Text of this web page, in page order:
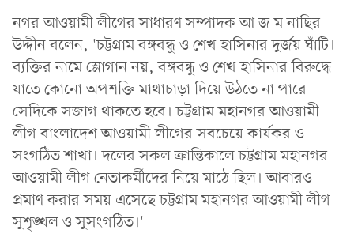
নগর আওয়ামী লীগের সাধারণ সম্পাদক আ জ ম নাছির
উদ্দীন বলেন, 'চট্টগ্রাম বঙ্গবন্ধু ও শেখ হাসিনার দুর্জয় ঘাঁটি।
ব্যক্তির নামে স্লোগান নয়, বঙ্গবন্ধু ও শেখ হাসিনার বিরুদ্ধে
যাতে কোনো অপশক্তি মাথাচাড়া দিয়ে উঠতে না পারে
সেদিকে সজাগ থাকতে হবে। চট্টগ্রাম মহানগর আওয়ামী
লীগ বাংলাদেশ আওয়ামী লীগের সবচেয়ে কার্যকর ও
সংগঠিত শাখা। দলের সকল ক্রান্তিকালে চট্টগ্রাম মহানগর
আওয়ামী লীগ নেতাকর্মীদের নিয়ে মাঠে ছিল। আবারও
প্রমাণ করার সময় এসেছে চট্টগ্রাম মহানগর আওয়ামী লীগ
সুশৃঙ্খল ও সুসংগঠিত।'